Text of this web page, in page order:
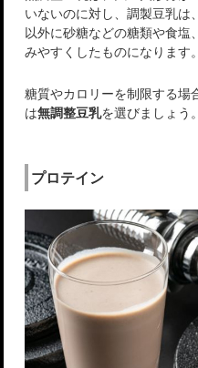
いないのに対し、調製豆乳は、
以外に砂糖などの糖類や食塩
みやすくしたものになります。
糖質やカロリーを制限する場
は無調整豆乳を選びましょう。
プロテイン